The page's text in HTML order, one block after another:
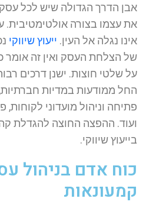
אבן הדרך הגדולה שיש לכל עסק
את עצמו בצורה אולטימטיבית.
אינו נגלה אל העין. ייעוץ שיווקי
של הצלחת העסק ואין זה אומר
על שלטי חוצות. ישנן דרכים
החל ממודעות במדיות
פתיחה וניהול מועדוני לקוחות,
ועוד. ההפצה החוצה להגדלת
בייעוץ שיווקי.
כוח אדם בניהול
קמעונאות